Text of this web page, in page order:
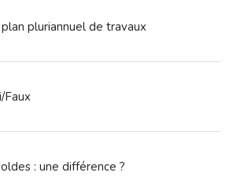
pluriannuel de travaux
Faux
: une différence ?